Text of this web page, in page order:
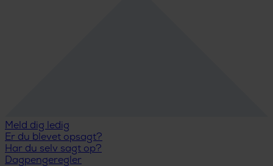
Meld dig ledig
Er du blevet opsagt?
Har du selv sagt op?
Dagpengeregler